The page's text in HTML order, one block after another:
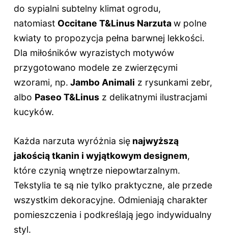
do sypialni subtelny klimat ogrodu,
natomiast Occitane T&Linus Narzutaw polne
kwiaty to propozycja pełna barwnej lekkości.
Dla miłośników wyrazistych motywów
przygotowano modele ze zwierzęcymi
wzorami, np. Jambo Animali z rysunkami zebr,
albo Paseo T&Linusz delikatnymi ilustracjami
kucyków.
Każda narzuta wyróżnia sięnajwyższą
jakością tkanin i wyjątkowym designem,
które czynią wnętrze niepowtarzalnym.
Tekstylia te są nie tylko praktyczne, ale przede
wszystkim dekoracyjne. Odmieniają charakter
pomieszczenia i podkreślają jego indywidualny
styl.